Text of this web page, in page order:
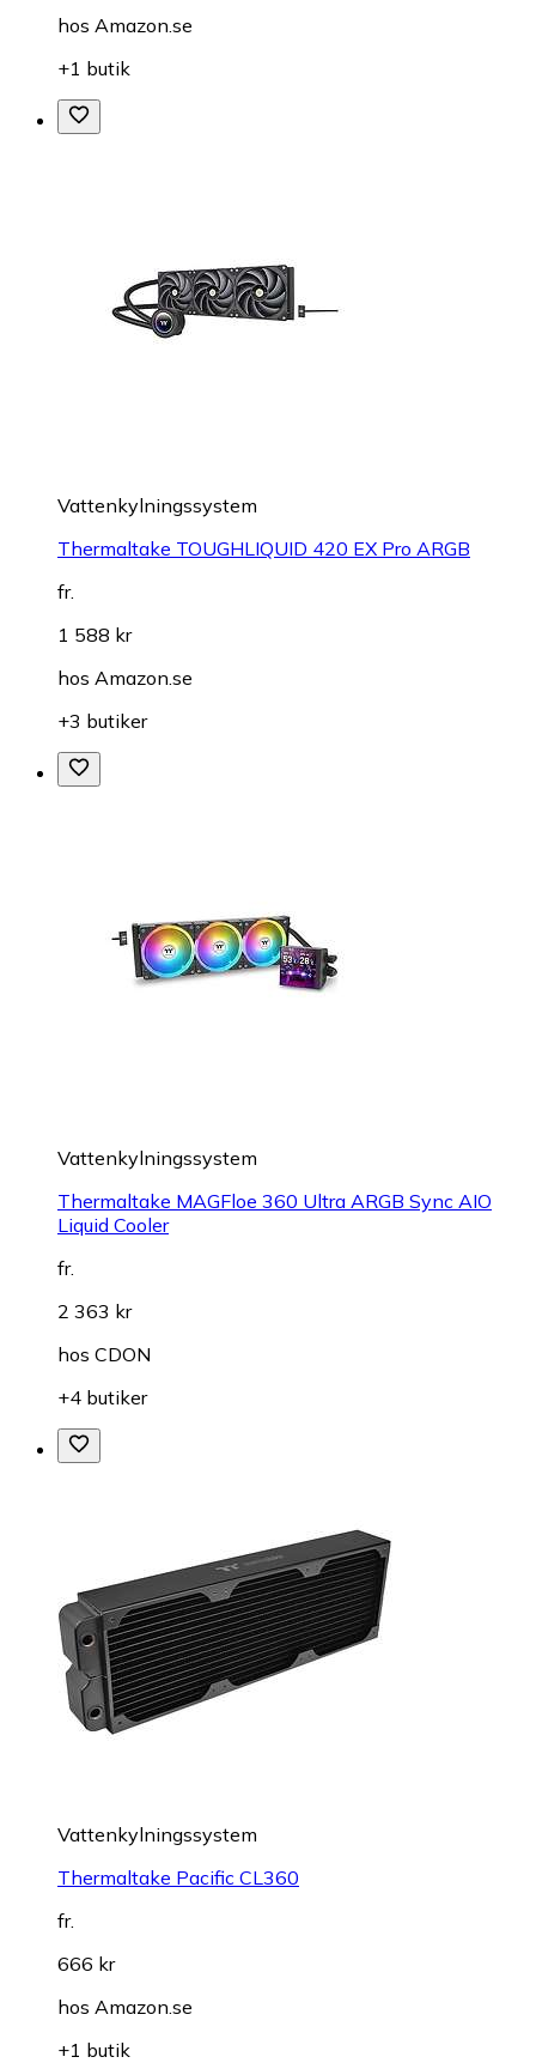
hos Amazon.se
+1 butik
Vattenkylningssystem
Thermaltake TOUGHLIQUID 420 EX Pro ARGB
fr.
1 588 kr
hos Amazon.se
+3 butiker
Vattenkylningssystem
Thermaltake MAGFloe 360 Ultra ARGB Sync AIO
Liquid Cooler
fr.
2 363 kr
hos CDON
+4 butiker
Vattenkylningssystem
Thermaltake Pacific CL360
fr.
666 kr
hos Amazon.se
+1 butik